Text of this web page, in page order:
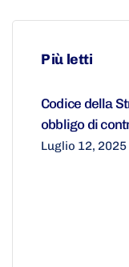
Più letti
Codice della
obbligo di
Luglio 12, 2025